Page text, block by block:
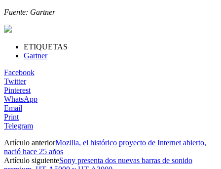
Fuente: Gartner
ETIQUETAS
Gartner
Facebook
Twitter
Pinterest
WhatsApp
Email
Print
Telegram
Artículo anteriorMozilla, el histórico proyecto de Internet abierto,
nació hace 25 años
Artículo siguienteSony presenta dos nuevas barras de sonido